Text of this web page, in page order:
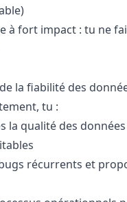
à fort impact : tu ne
la fiabilité des
tu :
la qualité des
récurrents et